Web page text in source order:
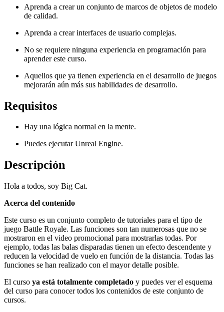
Aprenda a crear un conjunto de marcos de objetos de modelo
de calidad.
Aprenda a crear interfaces de usuario complejas.
No se requiere ninguna experiencia en programación para
aprender este curso.
Aquellos que ya tienen experiencia en el desarrollo de juegos
mejorarán aún más sus habilidades de desarrollo.
Requisitos
Hay una lógica normal en la mente.
Puedes ejecutar Unreal Engine.
Descripción
Hola a todos, soy Big Cat.
Acerca del contenido
Este curso es un conjunto completo de tutoriales para el tipo de
juego Battle Royale. Las funciones son tan numerosas que no se
mostraron en el video promocional para mostrarlas todas. Por
ejemplo, todas las balas disparadas tienen un efecto descendente y
reducen la velocidad de vuelo en función de la distancia. Todas las
funciones se han realizado con el mayor detalle posible.
El curso ya está totalmente completado y puedes ver el esquema
del curso para conocer todos los contenidos de este conjunto de
cursos.